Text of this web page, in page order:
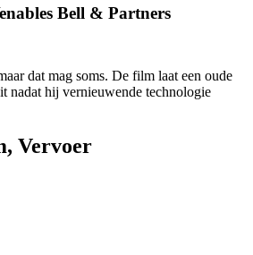
Bell & Partners
dat mag soms. De film laat een oude
nadat hij vernieuwende technologie
, Vervoer